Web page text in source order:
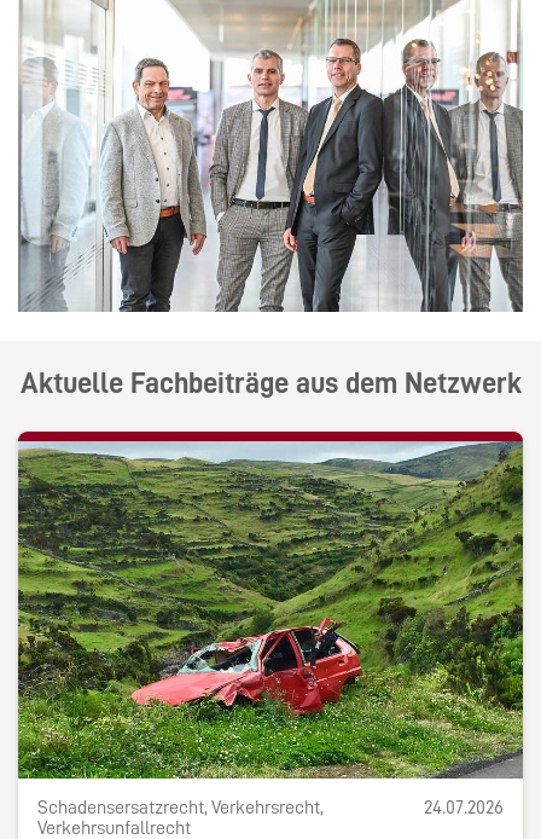
Aktuelle Fachbeiträge aus dem Netzwerk
Schadensersatzrecht, Verkehrsrecht,
Verkehrsunfallrecht
24.07.2026